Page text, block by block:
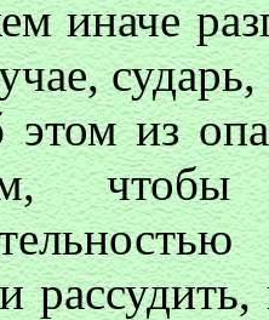
иначе
сударь,
из